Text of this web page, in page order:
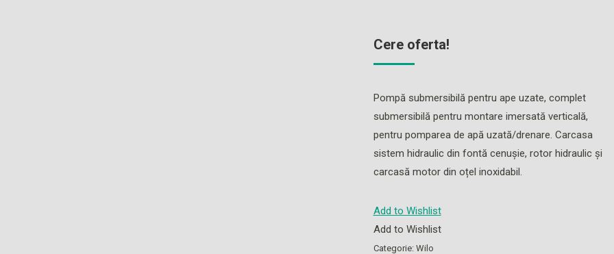
Cere oferta!
Pompă submersibilă pentru ape uzate, complet
submersibilă pentru montare imersată verticală,
pentru pomparea de apă uzată/drenare. Carcasa
sistem hidraulic din fontă cenușie, rotor hidraulic şi
carcasă motor din oțel inoxidabil.
Add to Wishlist
Add to Wishlist
Categorie: Wilo